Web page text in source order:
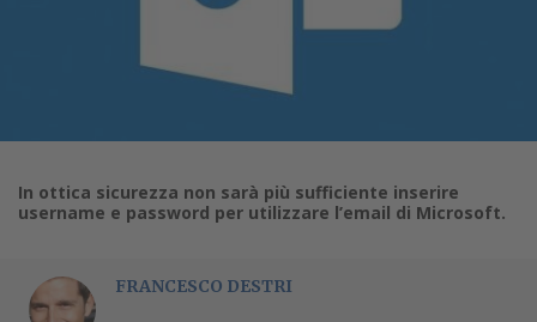
In ottica sicurezza non sarà più sufficiente inserire
username e password per utilizzare l’email di Microsoft.
FRANCESCO DESTRI